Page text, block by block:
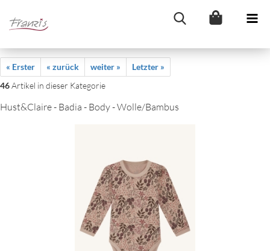
« Erster « zurück weiter »
Letzter »
46Artikel in dieser Kategorie
Hust&Claire - Badia - Body - Wolle/Bambus